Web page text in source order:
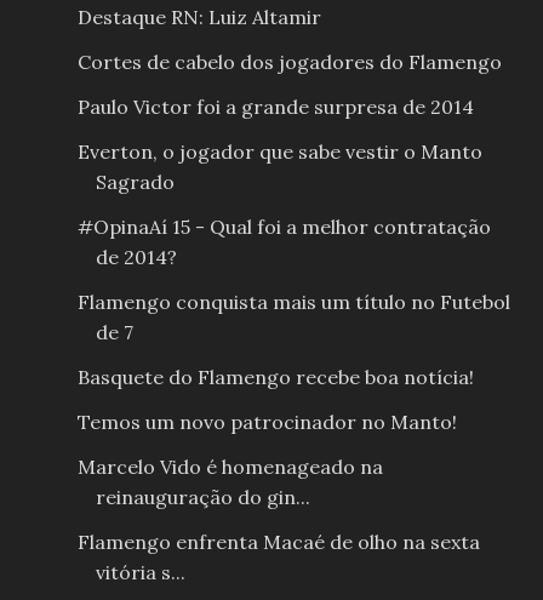
Destaque RN: Luiz Altamir
Cortes de cabelo dos jogadores do Flamengo
Paulo Victor foi a grande surpresa de 2014
Everton, o jogador que sabe vestir o Manto
Sagrado
#OpinaAí 15 - Qual foi a melhor contratação
de 2014?
Flamengo conquista mais um título no Futebol
de 7
Basquete do Flamengo recebe boa notícia!
Temos um novo patrocinador no Manto!
Marcelo Vido é homenageado na
reinauguração do gin...
Flamengo enfrenta Macaé de olho na sexta
vitória s...